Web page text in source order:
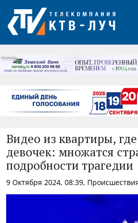
РЕКЛАМА
Видео из квартиры,
девочек: множатся
подробности трагедии
9 Октября 2024, 08:39,